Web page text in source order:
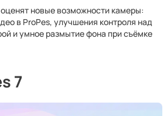
новые возможности камеры:
в ProPes, улучшения контроля над
и умное размытие фона при съёмке
7